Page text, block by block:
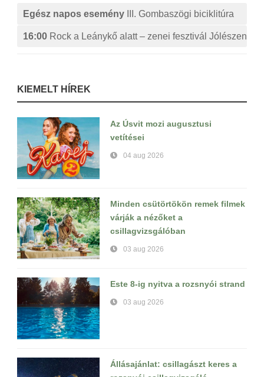
Egész napos esemény
III. Gombaszögi biciklitúra
16:00 Rock a Leánykő alatt – zenei fesztivál Jólészen
KIEMELT HÍREK
Az Úsvit mozi augusztusi
vetítései
04 aug 2026
Minden csütörtökön remek filmek
várják a nézőket a
csillagvizsgálóban
03 aug 2026
Este 8-ig nyitva a rozsnyói strand
03 aug 2026
Állásajánlat: csillagászt keres a